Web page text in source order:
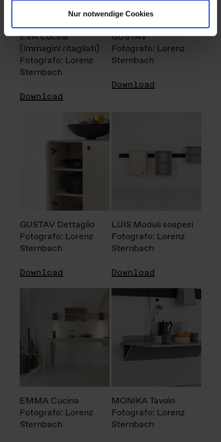
Nur notwendige Cookies
EVA Cucina
(Immagini ritagliati)
Fotografo: Lorenz
Sternbach
Download
GUSTAV
Fotografo: Lorenz
Sternbach
Download
GUSTAV Dettaglio
Fotografo: Lorenz
Sternbach
Download
LUIS Moduli sospesi
Fotografo: Lorenz
Sternbach
Download
EMMA Cucina
Fotografo: Lorenz
Sternbach
MONIKA Tavolo
Fotografo: Lorenz
Sternbach